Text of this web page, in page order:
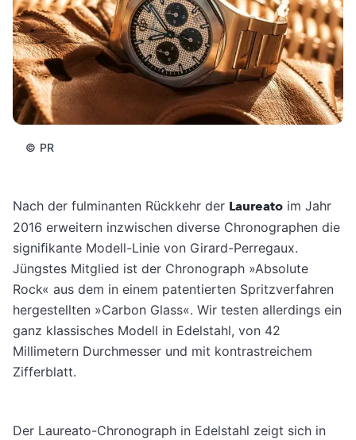
© PR
Nach der fulminanten Rückkehr der Laureato im Jahr
2016 erweitern inzwischen diverse Chronographen die
signiﬁkante Modell-Linie von Girard-Perregaux.
Jüngstes Mitglied ist der Chronograph »Absolute
Rock« aus dem in einem patentierten Spritzverfahren
hergestellten »Carbon Glass«. Wir testen allerdings ein
ganz klassisches Modell in Edelstahl, von 42
Millimetern Durchmesser und mit kontrastreichem
Zifferblatt.
Der Laureato-Chronograph in Edelstahl zeigt sich in